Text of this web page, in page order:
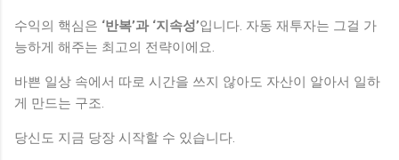
수익의 핵심은 ‘반복’과 ‘지속성’입니다. 자동 재투자는 그걸 가
능하게 해주는 최고의 전략이에요.
바쁜 일상 속에서 따로 시간을 쓰지 않아도 자산이 알아서 일하
게 만드는 구조.
당신도 지금 당장 시작할 수 있습니다.